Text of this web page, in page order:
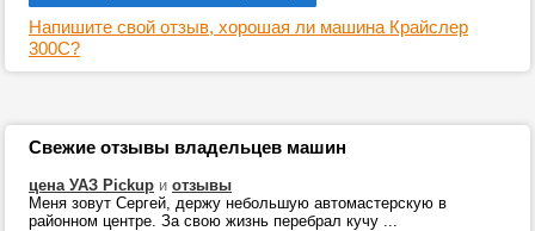
Напишите свой отзыв, хорошая ли машина Крайслер
300С?
Свежие отзывы владельцев машин
цена УАЗ Pickup и отзывы
Меня зовут Сергей, держу небольшую автомастерскую в
районном центре. За свою жизнь перебрал кучу ...